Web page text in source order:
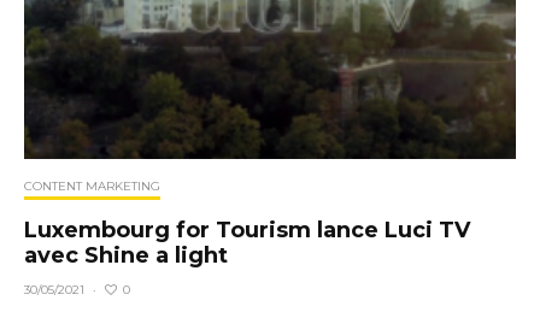
CONTENT MARKETING
Luxembourg for Tourism lance Luci TV
avec Shine a light
30/05/2021 · 0